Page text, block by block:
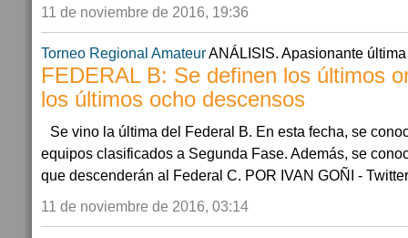
11 de noviembre de 2016, 19:36
Torneo Regional AmateurANÁLISIS. Apasionante
FEDERAL B: Se definen los últimos
los últimos ocho descensos
Se vino la última del Federal B. En esta fecha, se
equipos clasificados a Segunda Fase. Además, se
que descenderán al Federal C. POR IVAN GOÑI -
11 de noviembre de 2016, 03:14